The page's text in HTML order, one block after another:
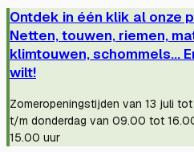
Ontdek in één klik al onze
Netten, touwen, riemen,
klimtouwen, schommels...
wilt!
Zomeropeningstijden van 13 juli
t/m donderdag van 09.00 tot
15.00 uur